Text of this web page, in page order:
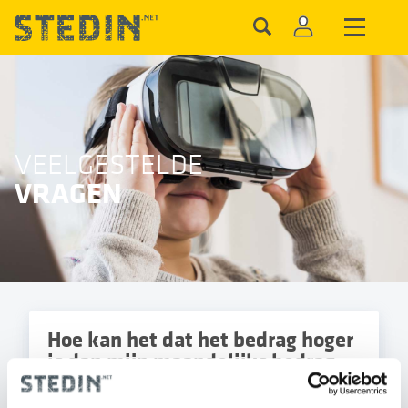
VEELGESTELDE
VRAGEN
Hoe kan het dat het bedrag hoger
is dan mijn maandelijks bedrag
aan de energieleverancier?